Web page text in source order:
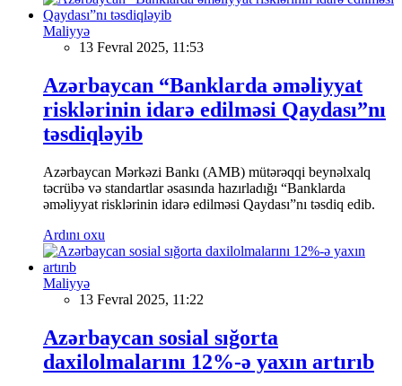
Maliyyə
13 Fevral 2025, 11:53
Azərbaycan “Banklarda əməliyyat
risklərinin idarə edilməsi Qaydası”nı
təsdiqləyib
Azərbaycan Mərkəzi Bankı (AMB) mütərəqqi beynəlxalq
təcrübə və standartlar əsasında hazırladığı “Banklarda
əməliyyat risklərinin idarə edilməsi Qaydası”nı təsdiq edib.
Ardını oxu
Maliyyə
13 Fevral 2025, 11:22
Azərbaycan sosial sığorta
daxilolmalarını 12%-ə yaxın artırıb